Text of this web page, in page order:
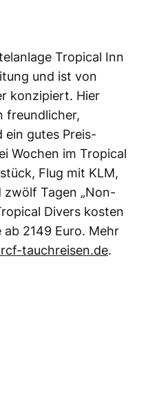
Tropical Inn
und ist von
konzipiert. Hier
freundlicher,
ein gutes Preis-
Wochen im Tropical
Flug mit KLM,
Tagen „Non-
Divers kosten
ab 2149 Euro. Mehr
tauchreisen.de.